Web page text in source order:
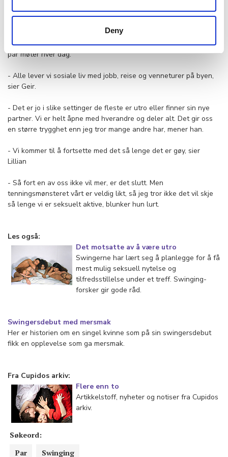
Deny
mannens pikk og kropp, men det er jo hun som er i fokus.
Lillian og Geir mener swinging, slik de praktiserer det, ikke
representerer noen større trussel mot forholdet enn det andre
par møter hver dag.
- Alle lever vi sosiale liv med jobb, reise og venneturer på byen,
sier Geir.
- Det er jo i slike settinger de fleste er utro eller finner sin nye
partner. Vi er helt åpne med hverandre og deler alt. Det gir oss
en større trygghet enn jeg tror mange andre har, mener han.
- Vi kommer til å fortsette med det så lenge det er gøy, sier
Lillian
- Så fort en av oss ikke vil mer, er det slutt. Men
tenningsmønsteret vårt er veldig likt, så jeg tror ikke det vil skje
så lenge vi er seksuelt aktive, blunker hun lurt.
Les også:
Det motsatte av å være utro
Swingerne har lært seg å planlegge for å få
mest mulig seksuell nytelse og
tilfredsstillelse under et treff. Swinging-
forsker gir gode råd.
Swingersdebut med mersmak
Her er historien om en singel kvinne som på sin swingersdebut
fikk en opplevelse som ga mersmak.
Fra Cupidos arkiv:
Flere enn to
Artikkelstoff, nyheter og notiser fra Cupidos
arkiv.
Søkeord:
Par
Swinging